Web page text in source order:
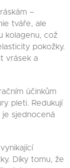
–
tváře, ale
kolagenu, což
pokožky.
vrásek a
účinkům
pleti. Redukují
sjednocená
Díky tomu, že